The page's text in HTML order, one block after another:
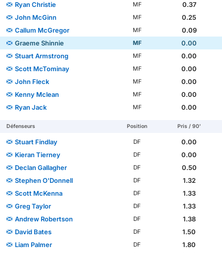
Ryan Christie MF
0.37
John McGinn
MF
0.25
Callum McGregor
MF
0.09
Graeme Shinnie
MF
0.00
Stuart Armstrong
MF
0.00
Scott McTominay
MF
0.00
John Fleck
MF
0.00
Kenny Mclean
MF
0.00
Ryan Jack
MF 0.00
Défenseurs Position Pris / 90'
Stuart Findlay DF
0.00
Kieran Tierney
DF
0.00
Declan Gallagher
DF
0.50
Stephen O'Donnell
DF
1.32
Scott McKenna
DF
1.33
Greg Taylor
DF
1.33
Andrew Robertson
DF
1.38
David Bates
DF
1.50
Liam Palmer
DF
1.80